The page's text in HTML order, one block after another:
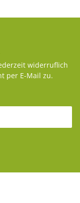
widerruflich
per E-Mail zu.